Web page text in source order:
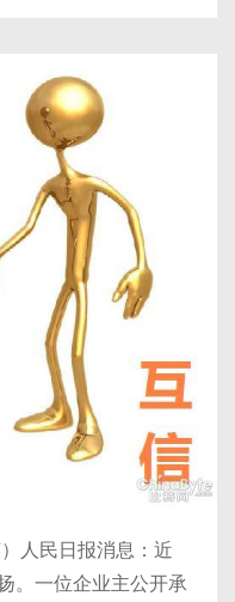
人民日报消息：近
。一位企业主公开承